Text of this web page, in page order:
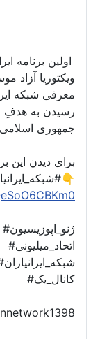
اولین برنامه
ویکتوریا آزاد
معرفی شبکه
رسیدن به هدفِ
جمهوری
برای دیدن این
#شبکه_ایرانیاران رجوع کنید👇
#ژنو_اپوزیسیون
#اتحاد_میلیونی
#شبکه_ایرانیاران
#کانال_یک